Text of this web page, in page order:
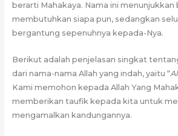
berarti Mahakaya. Nama ini menunjukkan
membutuhkan siapa pun, sedangkan
bergantung sepenuhnya kepada-Nya.
Berikut adalah penjelasan singkat
dari nama-nama Allah yang indah, yaitu “
Kami memohon kepada Allah Yang
memberikan taufik kepada kita untuk
mengamalkan kandungannya.